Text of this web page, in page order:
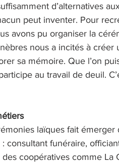
d’alternatives
peut inventer. Pour
avons pu organiser la
nous a incités à
sa mémoire. Que l’on
au travail de deuil.
laïques fait
consultant funéraire,
coopératives comme La